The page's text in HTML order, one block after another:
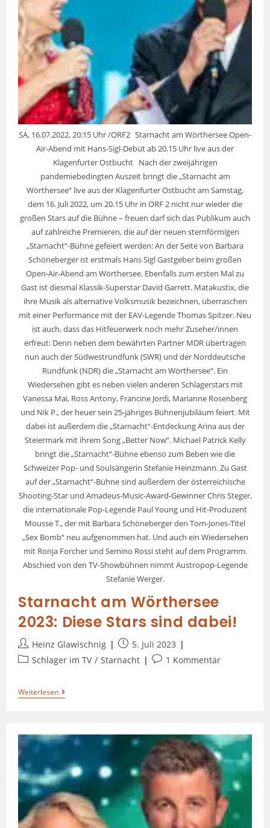
SA, 16.07.2022, 20:15 Uhr /ORF2 Starnacht am Wörthersee Open-
Air-Abend mit Hans-Sigl-Debüt ab 20.15 Uhr live aus der
Klagenfurter Ostbucht Nach der zweijährigen
pandemiebedingten Auszeit bringt die „Starnacht am
Wörthersee“ live aus der Klagenfurter Ostbucht am Samstag,
dem 16. Juli 2022, um 20.15 Uhr in ORF 2 nicht nur wieder die
großen Stars auf die Bühne – freuen darf sich das Publikum auch
auf zahlreiche Premieren, die auf der neuen sternförmigen
„Starnacht“-Bühne gefeiert werden: An der Seite von Barbara
Schöneberger ist erstmals Hans Sigl Gastgeber beim großen
Open-Air-Abend am Wörthersee. Ebenfalls zum ersten Mal zu
Gast ist diesmal Klassik-Superstar David Garrett. Matakustix, die
ihre Musik als alternative Volksmusik bezeichnen, überraschen
mit einer Performance mit der EAV-Legende Thomas Spitzer. Neu
ist auch, dass das Hitfeuerwerk noch mehr Zuseher/innen
erfreut: Denn neben dem bewährten Partner MDR übertragen
nun auch der Südwestrundfunk (SWR) und der Norddeutsche
Rundfunk (NDR) die „Starnacht am Wörthersee“. Ein
Wiedersehen gibt es neben vielen anderen Schlagerstars mit
Vanessa Mai, Ross Antony, Francine Jordi, Marianne Rosenberg
und Nik P., der heuer sein 25-jähriges Bühnenjubiläum feiert. Mit
dabei ist außerdem die „Starnacht“-Entdeckung Arina aus der
Steiermark mit ihrem Song „Better Now“. Michael Patrick Kelly
bringt die „Starnacht“-Bühne ebenso zum Beben wie die
Schweizer Pop- und Soulsängerin Stefanie Heinzmann. Zu Gast
auf der „Starnacht“-Bühne sind außerdem der österreichische
Shooting-Star und Amadeus-Music-Award-Gewinner Chris Steger,
die internationale Pop-Legende Paul Young und Hit-Produzent
Mousse T., der mit Barbara Schöneberger den Tom-Jones-Titel
„Sex Bomb“ neu aufgenommen hat. Und auch ein Wiedersehen
mit Ronja Forcher und Semino Rossi steht auf dem Programm.
Abschied von den TV-Showbühnen nimmt Austropop-Legende
Stefanie Werger.
Starnacht am Wörthersee
2023: Diese Stars sind dabei!
Heinz Glawischnig
5. Juli 2023
Schlager im TV / Starnacht 1 Kommentar
Weiterlesen